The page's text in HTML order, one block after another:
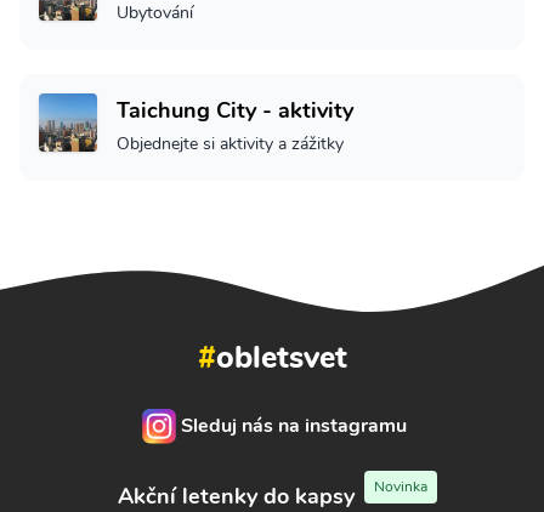
Ubytování
Taichung City - aktivity
Objednejte si aktivity a zážitky
#obletsvet
Sleduj nás na instagramu
Akční letenky do kapsy Novinka